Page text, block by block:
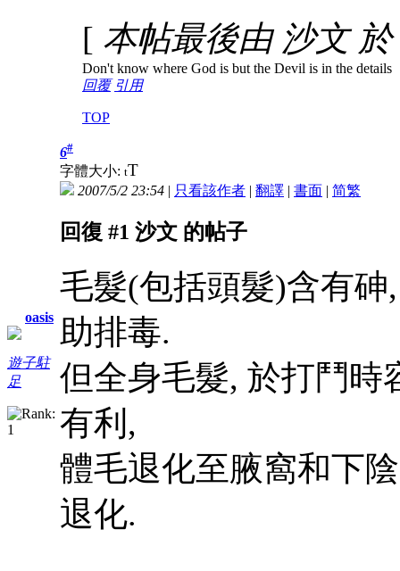
[ 本帖最後由 沙文
Don't know where God is but the Devil is in the details
回覆 引用
TOP
oasis
遊子駐
足
6#
字體大小: tT
2007/5/2 23:54 | 只看該作者 | 翻譯 | 書面 | 简繁
回復 #1 沙文 的帖子
毛髮(包括頭髮)含有
助排毒.
但全身毛髮, 於打鬥時
有利,
體毛退化至腋窩和下
退化.